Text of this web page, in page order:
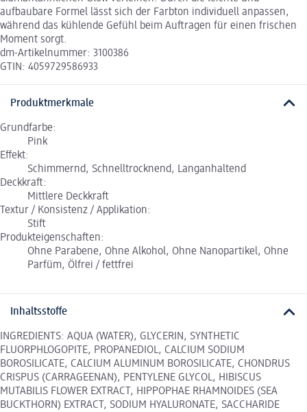
aufbaubare Formel lässt sich der Farbton individuell anpassen,
während das kühlende Gefühl beim Auftragen für einen frischen
Moment sorgt.
dm-Artikelnummer: 3100386
GTIN: 4059729586933
Produktmerkmale
Grundfarbe:
Pink
Effekt:
Schimmernd, Schnelltrocknend, Langanhaltend
Deckkraft:
Mittlere Deckkraft
Textur / Konsistenz / Applikation:
Stift
Produkteigenschaften:
Ohne Parabene, Ohne Alkohol, Ohne Nanopartikel, Ohne
Parfüm, Ölfrei / fettfrei
Inhaltsstoffe
INGREDIENTS: AQUA (WATER), GLYCERIN, SYNTHETIC
FLUORPHLOGOPITE, PROPANEDIOL, CALCIUM SODIUM
BOROSILICATE, CALCIUM ALUMINUM BOROSILICATE, CHONDRUS
CRISPUS (CARRAGEENAN), PENTYLENE GLYCOL, HIBISCUS
MUTABILIS FLOWER EXTRACT, HIPPOPHAE RHAMNOIDES (SEA
BUCKTHORN) EXTRACT, SODIUM HYALURONATE, SACCHARIDE